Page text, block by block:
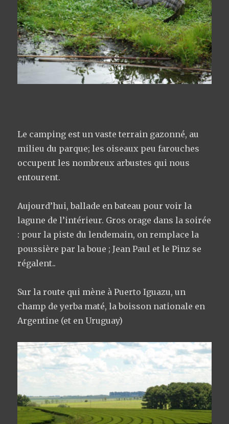
Le camping est un vaste terrain gazonné, au
milieu du parque; les oiseaux peu farouches
occupent les nombreux arbustes qui nous
entourent.
Aujourd’hui, ballade en bateau pour voir la
lagune de l’intérieur. Gros orage dans la soirée
: pour la piste du lendemain, on remplace la
poussière par la boue ; Jean Paul et le Pinz se
régalent..
Sur la route qui mène à Puerto Iguazu, un
champ de yerba maté, la boisson nationale en
Argentine (et en Uruguay)